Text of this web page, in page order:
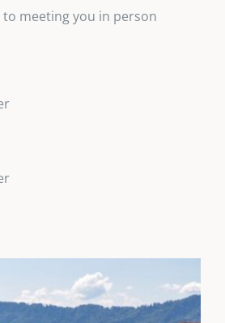
meeting you in person